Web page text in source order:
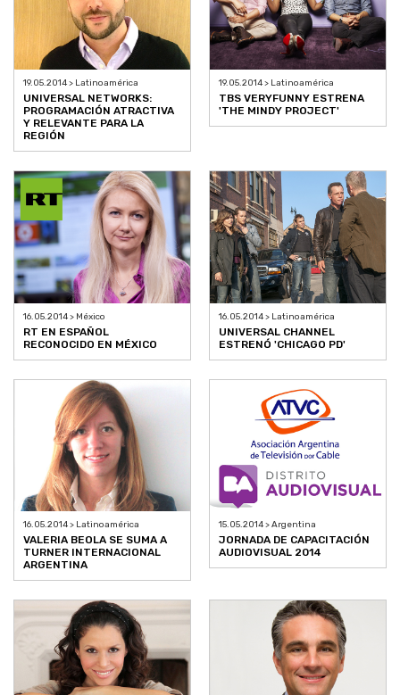
19.05.2014 > Latinoamérica
UNIVERSAL NETWORKS:
PROGRAMACIÓN ATRACTIVA
Y RELEVANTE PARA LA
REGIÓN
19.05.2014 > Latinoamérica
TBS VERYFUNNY ESTRENA
'THE MINDY PROJECT'
16.05.2014 > México
RT EN ESPAÑOL
RECONOCIDO EN MÉXICO
16.05.2014 > Latinoamérica
UNIVERSAL CHANNEL
ESTRENÓ 'CHICAGO PD'
16.05.2014 > Latinoamérica
VALERIA BEOLA SE SUMA A
TURNER INTERNACIONAL
ARGENTINA
15.05.2014 > Argentina
JORNADA DE CAPACITACIÓN
AUDIOVISUAL 2014